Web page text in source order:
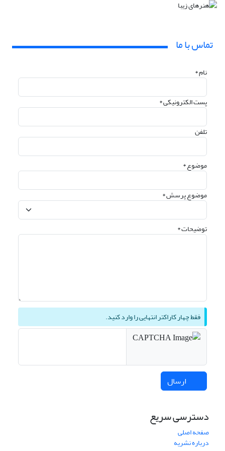
تماس با ما
نام *
پست الکترونیکی *
تلفن
موضوع *
موضوع پرسش *
توضیحات *
فقط چهار کاراکتر انتهایی را وارد کنید.
ارسال
دسترسی سریع
صفحه اصلی
درباره نشریه